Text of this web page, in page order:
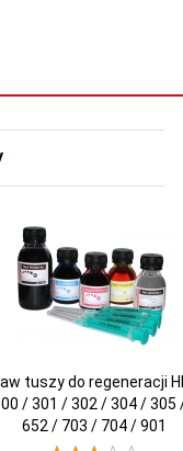
tuszy do regeneracji
/ 301 / 302 / 304 / 305
652 / 703 / 704 / 901